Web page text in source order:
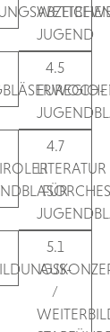
JUGEND
4.5
EUREGIO-
4.7
LITERATUR
FÜR
5.1
AUS-
/